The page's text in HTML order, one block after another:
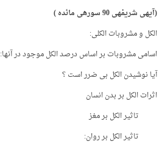
(آیه­ی شریفه­ی 90 سوره­ی مائده )
الکل و مشروبات الکلی:
اسامی مشروبات بر اساس درصد الکل موجود در آنها:
آیا نوشیدن الکل بی ضرر است ؟
اثرات الکل بر بدن انسان
تاثیر الکل بر مغز
تاثیر الکل بر روان: